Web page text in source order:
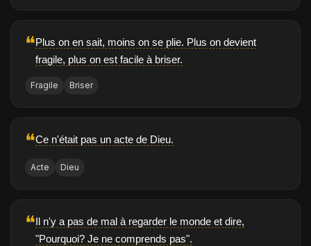
❝Plus on en sait, moins on se plie. Plus on devient
fragile, plus on est facile à briser.
Fragile Briser
❝Ce n'était pas un acte de Dieu.
Acte Dieu
❝Il n'y a pas de mal à regarder le monde et dire,
"Pourquoi? Je ne comprends pas".